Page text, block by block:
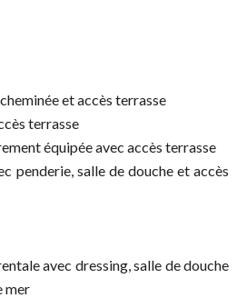
et accès terrasse
terrasse
équipée avec accès terrasse
penderie, salle de douche et accès
avec dressing, salle de douche
mer